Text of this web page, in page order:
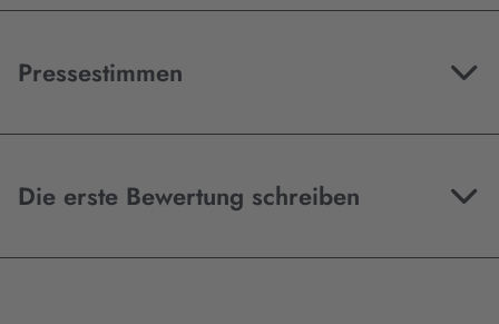
Pressestimmen
Die erste Bewertung schreiben